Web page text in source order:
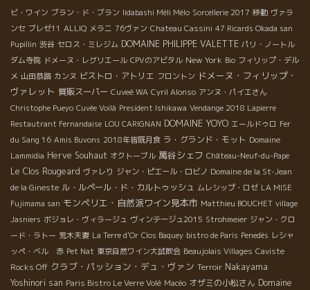
ビ・ワイン ブラン・ド・ブラン Iidabashi Méli Mélo Sorcellerie 2017 移動 ヴァラ
ンセ ブレゼ11 ALLIQ メラニ 76ヴァン Chateau Cassini 47 Ricards Okada san
Pupillin 渋谷 セロス・ミレジム DOMAINE PHILIPPE VALETTE パリ・ノートル
ダム寺院 ドメーヌ・レグリエール CPVのアビタル New York Bio フィリップ・デル
メ 山田恭路 カンヌ ビストロ・アトリエ フロントン ドメーヌ・フィリップ・
ヴァレット 質販スーパー Cuveé WA Cyril Alonso アンヌ・パイエさん
Christophe Pueyo Cuvée Voilà President Ishikawa Vendange 2018 Lapierre
Restautrant Fernandaise LOU CARIGNAN DOMAINE YOYO エールドゥロ Fer
du Sang 16 Amis Buvons 2018年皆既月食 ラ・グランド・モット Domaine
Lammidia Herve Souhaut オクトーブル 萬谷シェフ Château-Neuf-du-Pape
Le Clos Rougeard ヴァレり ジャン・ピエール・ロビノ Domaine de la St-Jean
de la Gineste ル・ルペール・ド・カルトゥッシュ ムレシップ・ロゼ LA MISE
Fujimama san モンペリエ・自然派ワイン見本市 Matthieu BOUCHET village
Jasniers ボジョレ・ヴィラージュ ヴィンテージュ2015 Strohmeier ジャン・クロ
ード・ラトー 荒木夫妻 La Terre d'Or Clos Baquey bistro de Paris Penedès レシャ
ッペ・ベル 赤 Pet Nat 東京自然ワイン大試飲会 Beaujolais Villages Caviste
Rocks Off クラブ・パッション・デュ・ヴァン Terroir Nakayama
Yoshinori san Paris Bistro Le Verre Volé Macéo オザミの小松さん Domaine